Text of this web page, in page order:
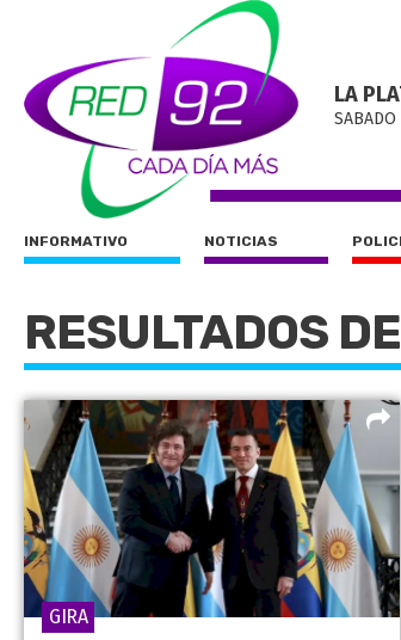
LA
SABADO
INFORMATIVO NOTICIAS
RESULTADOS
GIRA